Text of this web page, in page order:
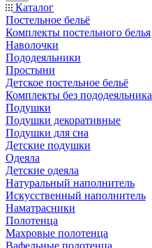
Каталог
Постельное бельё
Комплекты постельного белья
Наволочки
Пододеяльники
Простыни
Детское постельное бельё
Комплекты без пододеяльника
Подушки
Подушки декоративные
Подушки для сна
Детские подушки
Одеяла
Детские одеяла
Натуральный наполнитель
Искуcственный наполнитель
Наматрасники
Полотенца
Махровые полотенца
Вафельные полотенца